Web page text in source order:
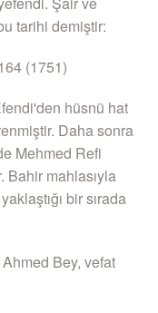
tarihi demiştir:
(1751)
hüsnü hat
Daha sonra
Mehmed Refi
Bahir mahlasıyla
bir sırada
Bey, vefat